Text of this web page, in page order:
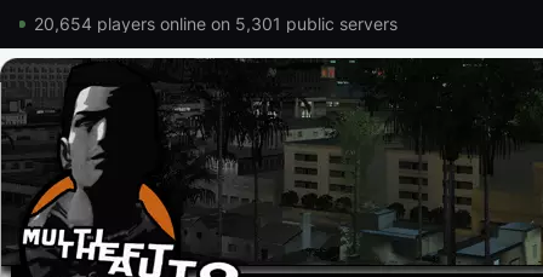
20,654 players online on 5,301 public servers